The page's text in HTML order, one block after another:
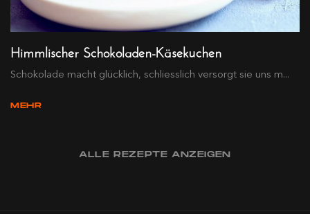
Himmlischer Schokoladen-Käsekuchen
Schokolade macht glücklich, schliesslich versorgt sie uns m...
MEHR
ALLE REZEPTE ANZEIGEN